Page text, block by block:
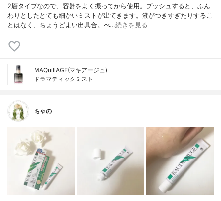
2層タイプなので、容器をよく振ってから使用。プッシュすると、ふん
わりとしたとても細かいミストが出てきます。液がつきすぎたりするこ
とはなく、ちょうどよい出具合。べ…続きを見る
MAQuillAGE(マキアージュ)
ドラマティックミスト
ちゃの